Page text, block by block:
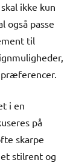
ikke kun
også passe
til
i en
på
skarpe
stilrent og